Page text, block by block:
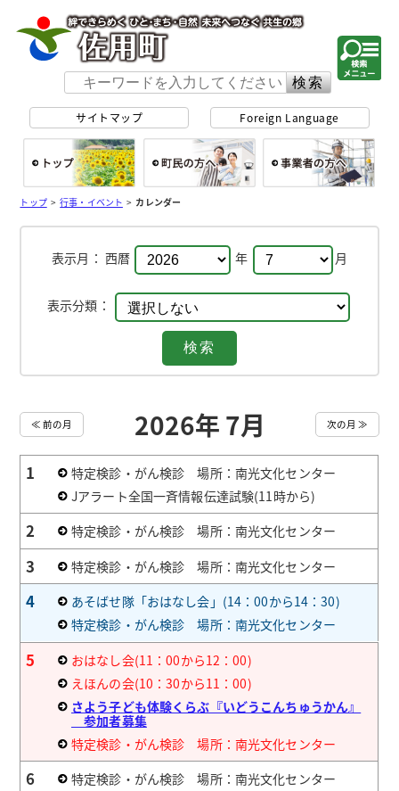
サイトマップ Foreign Language
総合トップ
トップ>行事・イベント > カレンダー
表示月： 西暦 年 月
表示分類：
≪ 前の月 2026年 7月 次の月 ≫
1
特定検診・がん検診 場所：南光文化センター
Jアラート全国一斉情報伝達試験(11時から)
2 特定検診・がん検診 場所：南光文化センター
3 特定検診・がん検診 場所：南光文化センター
4
あそばせ隊「おはなし会」(14：00から14：30)
特定検診・がん検診 場所：南光文化センター
5
おはなし会(11：00から12：00)
えほんの会(10：30から11：00)
さよう子ども体験くらぶ『いどうこんちゅうかん』
参加者募集
特定検診・がん検診 場所：南光文化センター
6 特定検診・がん検診 場所：南光文化センター